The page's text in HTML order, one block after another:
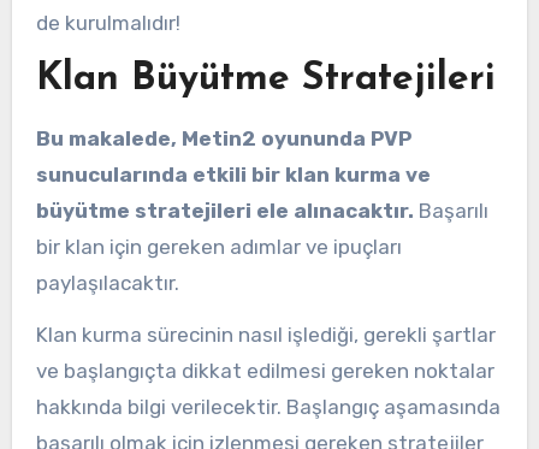
de kurulmalıdır!
Klan Büyütme Stratejileri
Bu makalede, Metin2 oyununda PVP
sunucularında etkili bir klan kurma ve
büyütme stratejileri ele alınacaktır. Başarılı
bir klan için gereken adımlar ve ipuçları
paylaşılacaktır.
Klan kurma sürecinin nasıl işlediği, gerekli şartlar
ve başlangıçta dikkat edilmesi gereken noktalar
hakkında bilgi verilecektir. Başlangıç aşamasında
başarılı olmak için izlenmesi gereken stratejiler